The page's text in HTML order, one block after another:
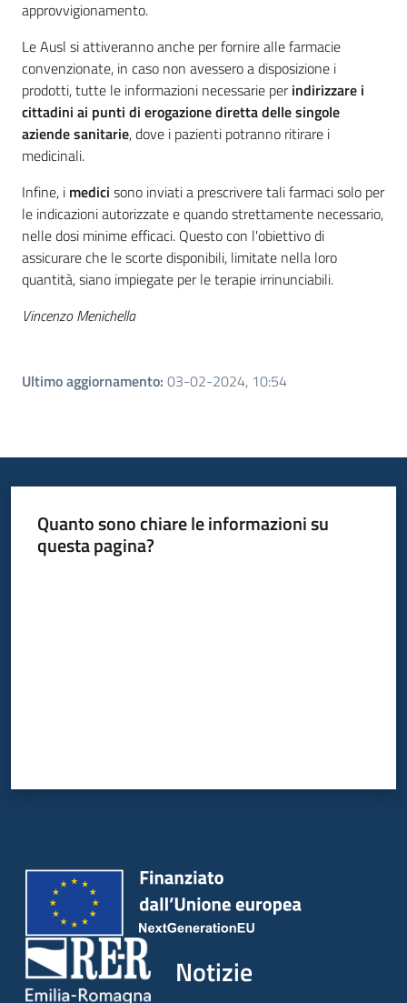
approvvigionamento.
Le Ausl si attiveranno anche per fornire alle farmacie
convenzionate, in caso non avessero a disposizione i
prodotti, tutte le informazioni necessarie perindirizzare i
cittadini ai punti di erogazione diretta delle singole
aziende sanitarie, dove i pazienti potranno ritirare i
medicinali.
Infine, i medici sono inviati a prescrivere tali farmaci solo per
le indicazioni autorizzate e quando strettamente necessario,
nelle dosi minime efficaci. Questo con l'obiettivo di
assicurare che le scorte disponibili, limitate nella loro
quantità, siano impiegate per le terapie irrinunciabili.
Vincenzo Menichella
Ultimo aggiornamento: 03-02-2024, 10:54
Quanto sono chiare le informazioni su
questa pagina?
Notizie